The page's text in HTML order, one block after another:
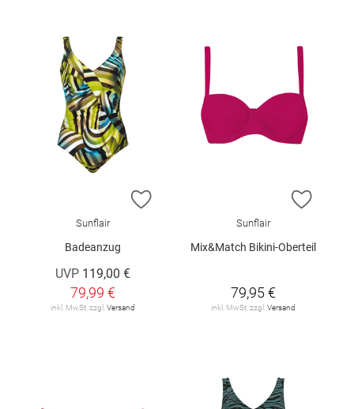
ZUR WUNSCHLISTE HINZUFÜGEN
Sunflair
Badeanzug
UVP 119,00 €
79,99 €
inkl. MwSt. zzgl. Versand
ZUR
Sunflair
Mix&Match Bikini-Oberteil
79,95 €
inkl. MwSt. zzgl. Versand